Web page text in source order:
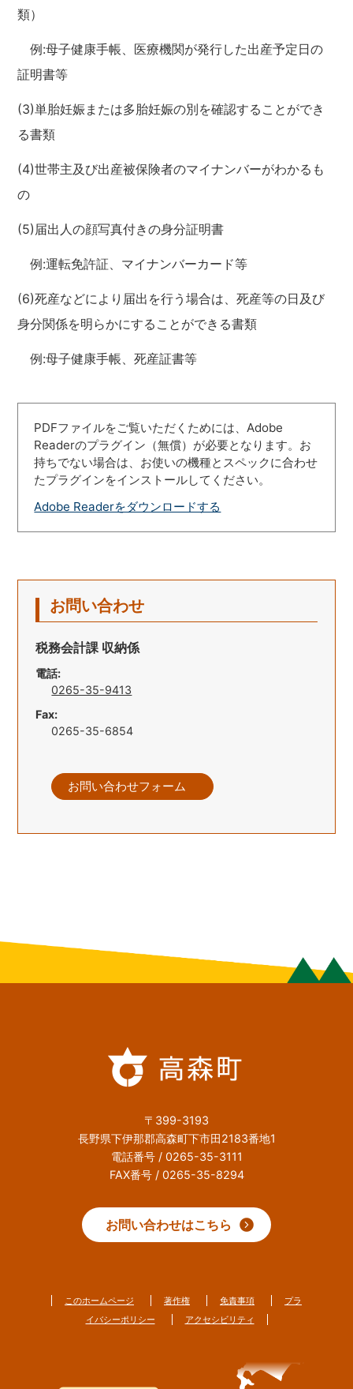
類）
例:母子健康手帳、医療機関が発行した出産予定日の
証明書等
(3)単胎妊娠または多胎妊娠の別を確認することができ
る書類
(4)世帯主及び出産被保険者のマイナンバーがわかるも
の
(5)届出人の顔写真付きの身分証明書
例:運転免許証、マイナンバーカード等
(6)死産などにより届出を行う場合は、死産等の日及び
身分関係を明らかにすることができる書類
例:母子健康手帳、死産証書等
PDFファイルをご覧いただくためには、Adobe
Readerのプラグイン（無償）が必要となります。お
持ちでない場合は、お使いの機種とスペックに合わせ
たプラグインをインストールしてください。
Adobe Readerをダウンロードする
お問い合わせ
税務会計課 収納係
電話:
0265-35-9413
Fax:
0265-35-6854
お問い合わせフォーム
〒399-3193
長野県下伊那郡高森町下市田2183番地1
電話番号 / 0265-35-3111
FAX番号 / 0265-35-8294
お問い合わせはこちら
このホームページ 著作権 免責事項
プラ
イバシーポリシー
アクセシビリティ